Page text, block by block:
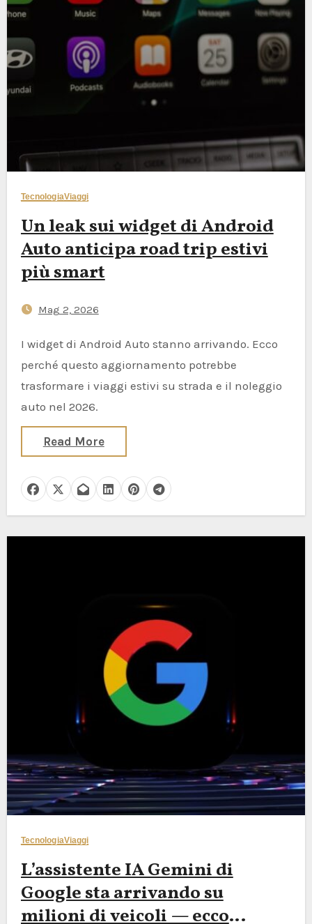
TecnologiaViaggi
Un leak sui widget di Android
Auto anticipa road trip estivi
più smart
Mag 2, 2026
I widget di Android Auto stanno arrivando. Ecco
perché questo aggiornamento potrebbe
trasformare i viaggi estivi su strada e il noleggio
auto nel 2026.
Read More
TecnologiaViaggi
L’assistente IA Gemini di
Google sta arrivando su
milioni di veicoli — ecco